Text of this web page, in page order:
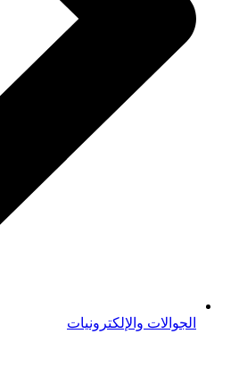
الجوالات والإلكترونيات